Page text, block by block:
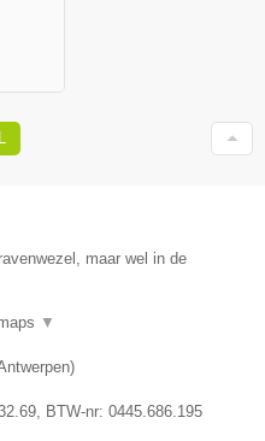
maar wel in de
▼
)
, BTW-nr: 0445.686.195